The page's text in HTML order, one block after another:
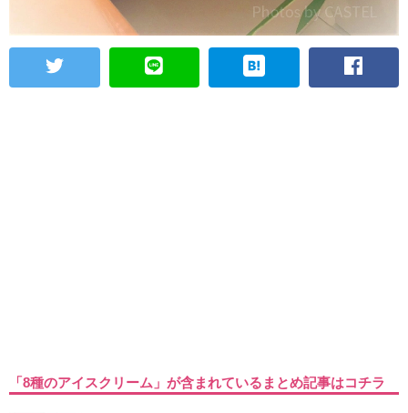
「8種のアイスクリーム」が含まれているまとめ記事はコチラ